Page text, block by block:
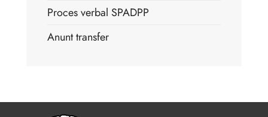
Proces verbal SPADPP
Anunt transfer